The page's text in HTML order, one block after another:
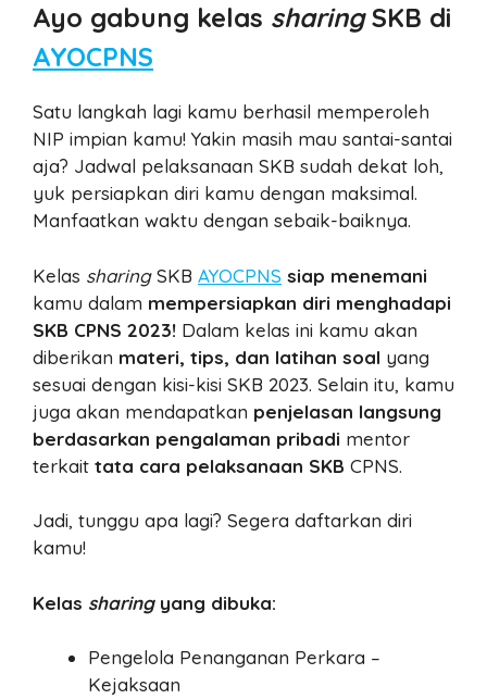
Ayo gabung kelas sharingSKB di
AYOCPNS
Satu langkah lagi kamu berhasil memperoleh
NIP impian kamu! Yakin masih mau santai-santai
aja? Jadwal pelaksanaan SKB sudah dekat loh,
yuk persiapkan diri kamu dengan maksimal.
Manfaatkan waktu dengan sebaik-baiknya.
Kelas sharingSKB AYOCPNS siap menemani
kamu dalam mempersiapkan diri menghadapi
SKB CPNS 2023! Dalam kelas ini kamu akan
diberikan materi, tips, dan latihan soal yang
sesuai dengan kisi-kisi SKB 2023. Selain itu, kamu
juga akan mendapatkan penjelasan langsung
berdasarkan pengalaman pribadi mentor
terkait tata cara pelaksanaan SKB CPNS.
Jadi, tunggu apa lagi? Segera daftarkan diri
kamu!
Kelas sharingyang dibuka:
Pengelola Penanganan Perkara –
Kejaksaan